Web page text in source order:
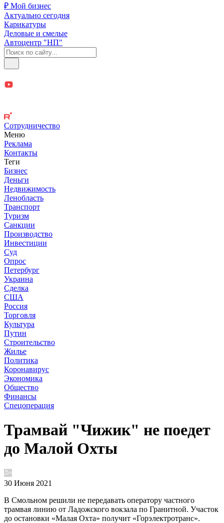
₽ Мой бизнес
Актуально сегодня
Карикатуры
Деловые и смелые
Автоцентр "НП"
Сотрудничество
Меню
Реклама
Контакты
Теги
Бизнес
Деньги
Недвижимость
Ленобласть
Транспорт
Туризм
Санкции
Производство
Инвестиции
Суд
Опрос
Петербург
Украина
Сделка
США
Россия
Торговля
Культура
Путин
Строительство
Жилье
Политика
Коронавирус
Экономика
Общество
Финансы
Спецоперация
Трамвай "Чижик" не поедет
до Малой Охты
30 Июня 2021
В Смольном решили не передавать оператору частного
трамвая линию от Ладожского вокзала по Гранитной. Участок
до остановки «Малая Охта» получит «Горэлектротранс».